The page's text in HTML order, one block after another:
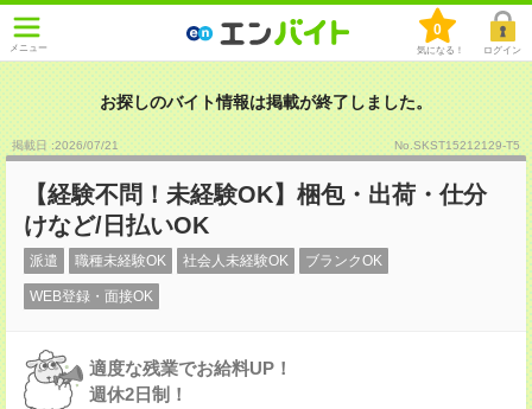
メニュー
0
気になる！ ログイン
お探しのバイト情報は掲載が終了しました。
掲載日 :2026/07/21 No.SKST15212129-T5
【経験不問！未経験OK】梱包・出荷・仕分
けなど/日払いOK
派遣 職種未経験OK 社会人未経験OK ブランクOK
WEB登録・面接OK
適度な残業でお給料UP！
週休2日制！